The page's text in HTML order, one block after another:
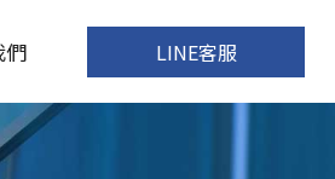
們 LINE客服